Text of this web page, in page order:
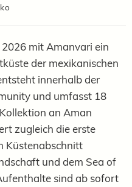
mit Amanvari ein
der mexikanischen
innerhalb der
und umfasst 18
an Aman
zugleich die erste
Küstenabschnitt
und dem Sea of
sind ab sofort